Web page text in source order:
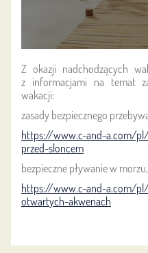
Z okazji nadchodzących
z informacjami na temat
wakacji:
zasady bezpiecznego
https://www.c-and-a.com/
przed-sloncem
bezpieczne pływanie w
https://www.c-and-a.com/
otwartych-akwenach